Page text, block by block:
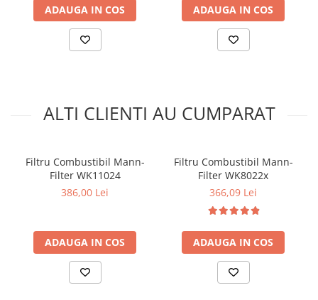
Curea distributie
Busoane/inele etansare
Bielete directie
Cap de bara
Amortizor portbagaj/hayon
ADAUGA IN COS ADAUGA IN COS
ALTI CLIENTI AU CUMPARAT
Filtru Combustibil Mann-
Filter WK11024
386,00 Lei
ADAUGA IN COS
Filtru Combustibil Mann-
Filter WK8022x
366,09 Lei
ADAUGA IN COS